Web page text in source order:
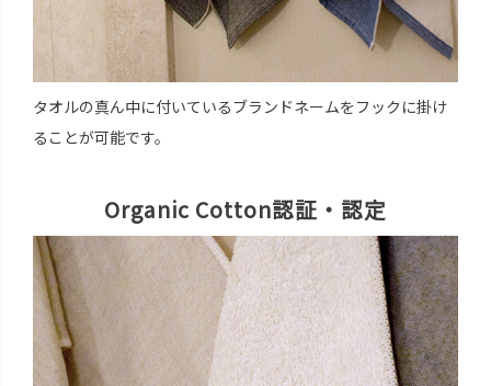
タオルの真ん中に付いているブランドネームをフックに掛け
ることが可能です。
Organic Cotton認証・認定